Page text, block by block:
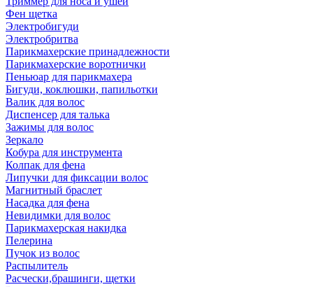
Фен щетка
Электробигуди
Электробритва
Парикмахерские принадлежности
Парикмахерские воротнички
Пеньюар для парикмахера
Бигуди, коклюшки, папильотки
Валик для волос
Диспенсер для талька
Зажимы для волос
Зеркало
Кобура для инструмента
Колпак для фена
Липучки для фиксации волос
Магнитный браслет
Насадка для фена
Невидимки для волос
Парикмахерская накидка
Пелерина
Пучок из волос
Распылитель
Расчески,брашинги, щетки